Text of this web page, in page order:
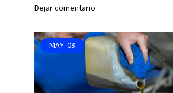
Dejar comentario
MAY 08